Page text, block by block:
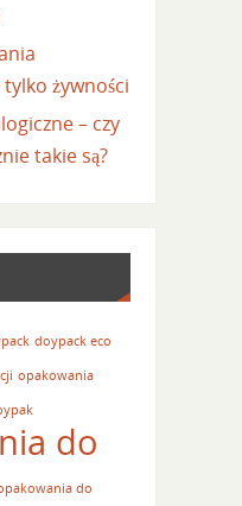
żywności
– czy
takie są?
doypack eco
opakowania
do
do